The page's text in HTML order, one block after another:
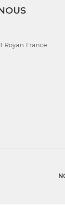
Royan France